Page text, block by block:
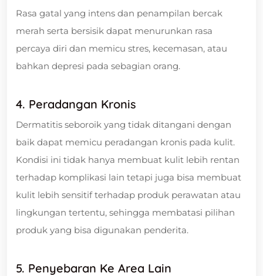
Rasa gatal yang intens dan penampilan bercak
merah serta bersisik dapat menurunkan rasa
percaya diri dan memicu stres, kecemasan, atau
bahkan depresi pada sebagian orang.
4. Peradangan Kronis
Dermatitis seboroik yang tidak ditangani dengan
baik dapat memicu peradangan kronis pada kulit.
Kondisi ini tidak hanya membuat kulit lebih rentan
terhadap komplikasi lain tetapi juga bisa membuat
kulit lebih sensitif terhadap produk perawatan atau
lingkungan tertentu, sehingga membatasi pilihan
produk yang bisa digunakan penderita.
5. Penyebaran Ke Area Lain